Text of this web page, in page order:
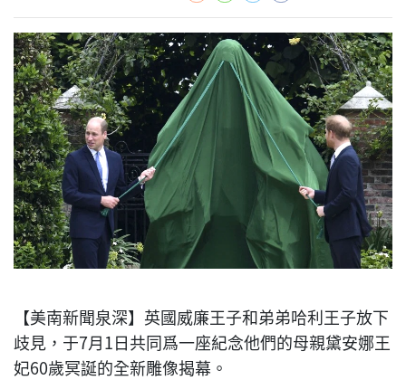
【美南新聞泉深】英國威廉王子和弟弟哈利王子放下
歧見，于7月1日共同爲一座紀念他們的母親黛安娜王
妃60歲冥誕的全新雕像揭幕。